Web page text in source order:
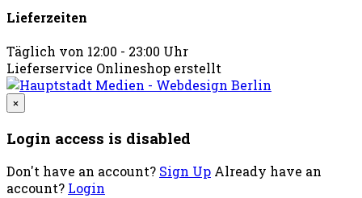
Lieferzeiten
Täglich von 12:00 - 23:00 Uhr
Lieferservice Onlineshop erstellt
×
Login access is disabled
Don't have an account? Sign Up Already have an
account? Login